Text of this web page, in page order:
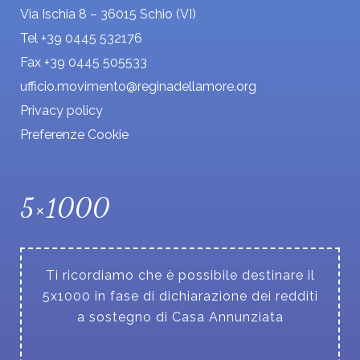
Via Ischia 8 – 36015 Schio (VI)
Tel +39 0445 532176
Fax +39 0445 505533
ufficio.movimento@reginadellamore.org
Privacy policy
Preferenze Cookie
5×1000
Ti ricordiamo che è possibile destinare il
5x1000 in fase di dichiarazione dei redditi
a sostegno di Casa Annunziata